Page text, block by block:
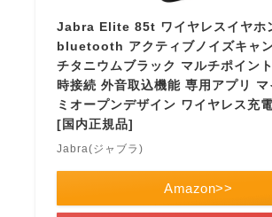
Jabra Elite 85t ワイヤレスイヤホ
bluetooth アクティブノイズキャ
チタニウムブラック マルチポイン
時接続 外音取込機能 専用アプリ マ
ミオープンデザイン ワイヤレス充
[国内正規品]
Jabra(ジャブラ)
Amazon>>